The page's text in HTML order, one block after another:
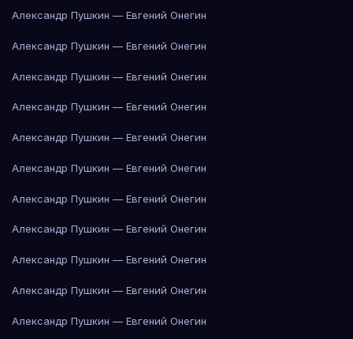
Александр Пушкин — Евгений Онегин
Александр Пушкин — Евгений Онегин
Александр Пушкин — Евгений Онегин
Александр Пушкин — Евгений Онегин
Александр Пушкин — Евгений Онегин
Александр Пушкин — Евгений Онегин
Александр Пушкин — Евгений Онегин
Александр Пушкин — Евгений Онегин
Александр Пушкин — Евгений Онегин
Александр Пушкин — Евгений Онегин
Александр Пушкин — Евгений Онегин